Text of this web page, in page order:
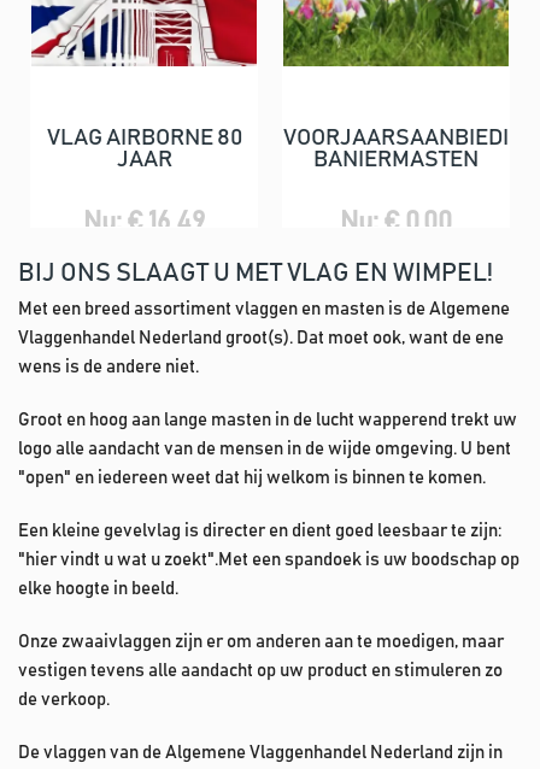
VLAG AIRBORNE 80
JAAR
Nu: € 16,49
VOORJAARSAANBIEDING
BANIERMASTEN
Nu: € 0,00
BIJ ONS SLAAGT U MET VLAG EN WIMPEL!
Met een breed assortiment vlaggen en masten is de Algemene
Vlaggenhandel Nederland groot(s). Dat moet ook, want de ene
wens is de andere niet.
Groot en hoog aan lange masten in de lucht wapperend trekt uw
logo alle aandacht van de mensen in de wijde omgeving. U bent
"open" en iedereen weet dat hij welkom is binnen te komen.
Een kleine gevelvlag is directer en dient goed leesbaar te zijn:
"hier vindt u wat u zoekt".Met een spandoek is uw boodschap op
elke hoogte in beeld.
Onze zwaaivlaggen zijn er om anderen aan te moedigen, maar
vestigen tevens alle aandacht op uw product en stimuleren zo
de verkoop.
De vlaggen van de Algemene Vlaggenhandel Nederland zijn in